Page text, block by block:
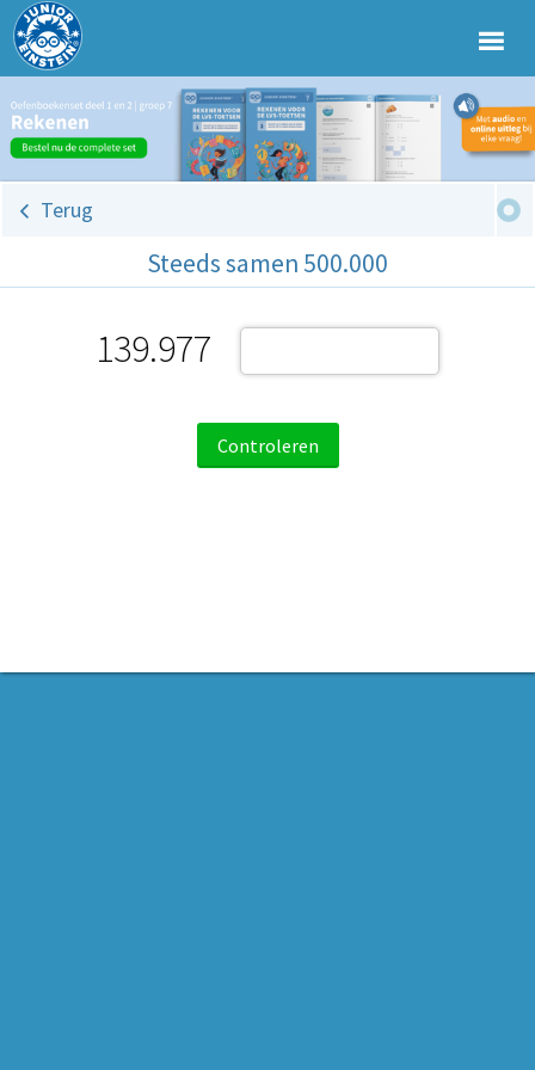
Terug
Steeds samen 500.000
139.977